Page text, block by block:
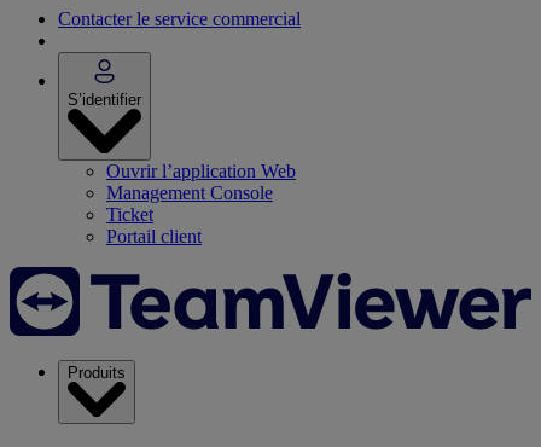
Contacter le service commercial
S’identifier
Ouvrir l’application Web
Management Console
Ticket
Portail client
Produits